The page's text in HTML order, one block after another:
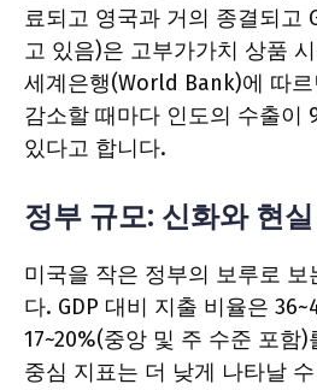
료되고 영국과 거의 종결되고
고 있음)은 고부가가치 상품
세계은행(World Bank)에 따
감소할 때마다 인도의 수출이
있다고 합니다.
정부 규모: 신화와 현실
미국을 작은 정부의 보루로 보
다. GDP 대비 지출 비율은
17~20%(중앙 및 주 수준 포함
중심 지표는 더 낮게 나타날